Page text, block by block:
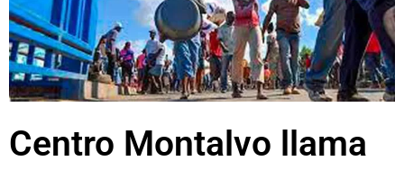
Centro Montalvo llama